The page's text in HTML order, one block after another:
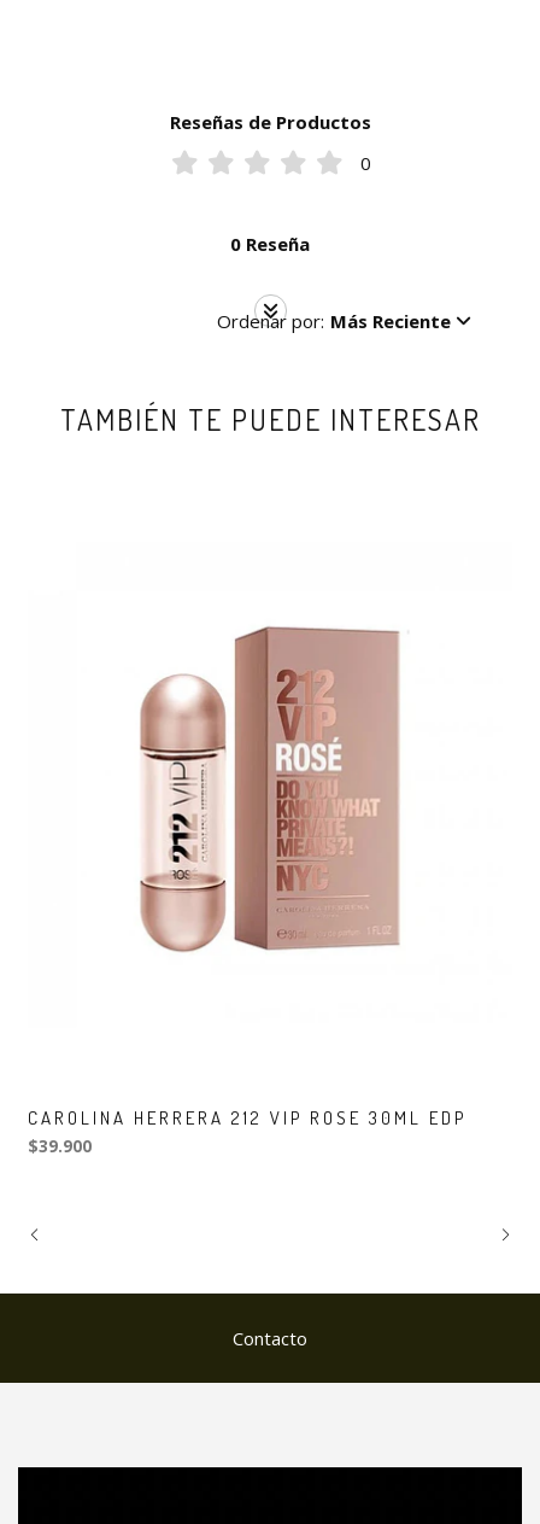
Reseñas de Productos
0
0 Reseña
Ordenar por: Más Reciente
TAMBIÉN TE PUEDE INTERESAR
CAROLINA HERRERA 212 VIP ROSE 30ML EDP
$39.900
Contacto